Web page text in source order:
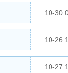
10-30
10-26
10-27